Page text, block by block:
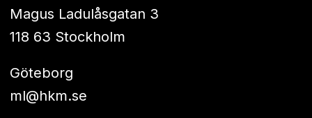
Magus Ladulåsgatan 3
118 63 Stockholm
Göteborg
ml@hkm.se